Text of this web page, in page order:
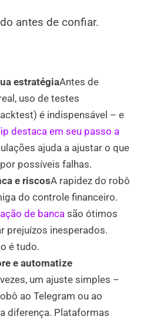
antes de confiar.
estratégiaAntes de
uso de testes
é indispensável – e
destaca em seu passo a
ajuda a ajustar o que
possíveis falhas.
e riscosA rapidez do robô
do controle financeiro.
de banca são ótimos
prejuízos inesperados.
é tudo.
e automatize
um ajuste simples –
ao Telegram ou ao
diferença. Plataformas